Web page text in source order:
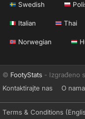
Swedish
Italian Thai
Norwegian
© FootyStats - Izgrađeno
Kontaktirajte nas
O nama
Terms & Conditions